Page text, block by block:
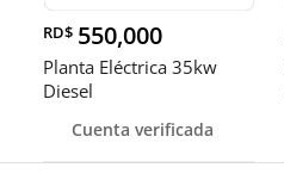
RD$ 550,000
Planta Eléctrica 35kw
Diesel
Cuenta verificada